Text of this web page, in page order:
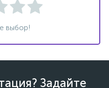
выбор!
Задайте